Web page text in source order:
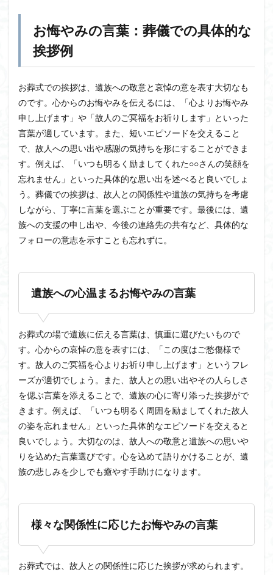
お悔やみの言葉：葬儀での具体的な
挨拶例
お葬式での挨拶は、遺族への敬意と哀悼の意を表す大切なも
のです。心からのお悔やみを伝えるには、「心よりお悔やみ
申し上げます」や「故人のご冥福をお祈りします」といった
言葉が適しています。また、短いエピソードを交えること
で、故人への思い出や感謝の気持ちを形にすることができま
す。例えば、「いつも明るく励ましてくれた○○さんの笑顔を
忘れません」といった具体的な思い出を述べると良いでしょ
う。葬儀での挨拶は、故人との関係性や遺族の気持ちを考慮
しながら、丁寧に言葉を選ぶことが重要です。最後には、遺
族への支援の申し出や、今後の連絡先の共有など、具体的な
フォローの意志を示すことも忘れずに。
遺族への心温まるお悔やみの言葉
お葬式の場で遺族に伝える言葉は、慎重に選びたいもので
す。心からの哀悼の意を表すには、「この度はご愁傷様で
す。故人のご冥福を心よりお祈り申し上げます」というフレ
ーズが適切でしょう。また、故人との思い出やその人らしさ
を偲ぶ言葉を添えることで、遺族の心に寄り添った挨拶がで
きます。例えば、「いつも明るく周囲を励ましてくれた故人
の姿を忘れません」といった具体的なエピソードを交えると
良いでしょう。大切なのは、故人への敬意と遺族への思いや
りを込めた言葉選びです。心を込めて語りかけることが、遺
族の悲しみを少しでも癒やす手助けになります。
様々な関係性に応じたお悔やみの言葉
お葬式では、故人との関係性に応じた挨拶が求められます。